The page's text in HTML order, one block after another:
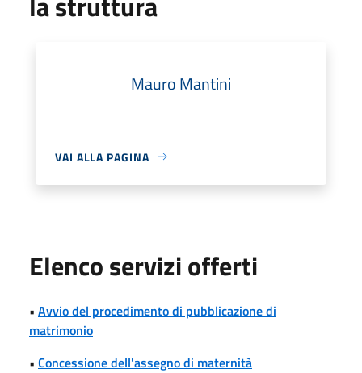
Mauro Mantini
VAI ALLA PAGINA
Elenco servizi offerti
• Avvio del procedimento di pubblicazione di
matrimonio
• Concessione dell'assegno di maternità